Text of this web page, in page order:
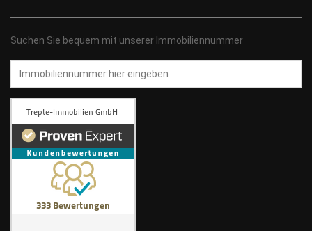
Suchen Sie bequem mit unserer Immobiliennummer
Immobiliennummer